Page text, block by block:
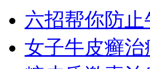
六招帮你防
女子牛皮癣